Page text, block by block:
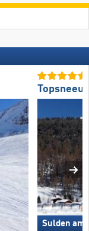
Sulden am